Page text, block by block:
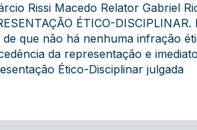
Rissi Macedo Relator Gabriel
ÉTICO-DISCIPLINAR.
que não há nenhuma infração
da representação e
Ético-Disciplinar julgada